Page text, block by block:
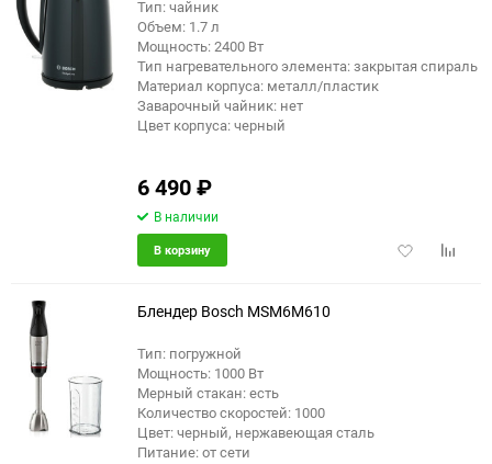
еще 1 фото
Тип: чайник
Объем: 1.7 л
Мощность: 2400 Вт
Тип нагревательного элемента: закрытая спираль
Материал корпуса: металл/пластик
Заварочный чайник: нет
Цвет корпуса: черный
6 490₽
В наличии
Добавить
В корзину
еще 6 фото
Блендер Bosch MSM6M610
Тип: погружной
Мощность: 1000 Вт
Мерный стакан: есть
Количество скоростей: 1000
Цвет: черный, нержавеющая сталь
Питание: от сети